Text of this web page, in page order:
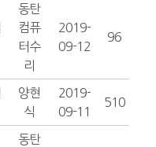
동탄
컴퓨
터수
리
2019-
09-12
96
양현
식
2019-
09-11
510
동탄